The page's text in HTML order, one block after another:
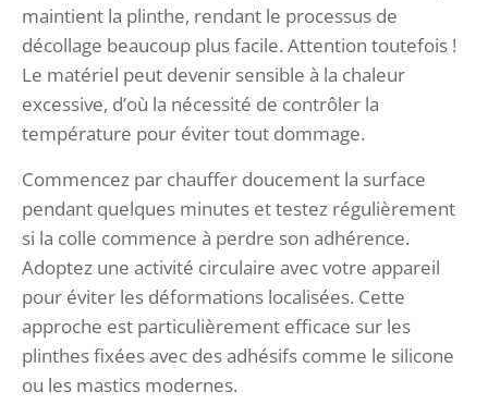
maintient la plinthe, rendant le processus de
décollage beaucoup plus facile. Attention toutefois !
Le matériel peut devenir sensible à la chaleur
excessive, d’où la nécessité de contrôler la
température pour éviter tout dommage.
Commencez par chauffer doucement la surface
pendant quelques minutes et testez régulièrement
si la colle commence à perdre son adhérence.
Adoptez une activité circulaire avec votre appareil
pour éviter les déformations localisées. Cette
approche est particulièrement efficace sur les
plinthes fixées avec des adhésifs comme le silicone
ou les mastics modernes.